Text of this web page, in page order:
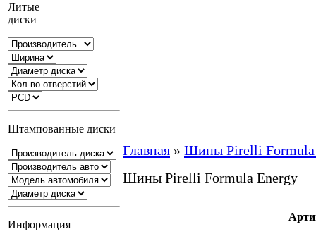
Литые
диски
Штампованные диски
Информация
Главная » Шины Pirelli Formula
Шины Pirelli Formula Energy